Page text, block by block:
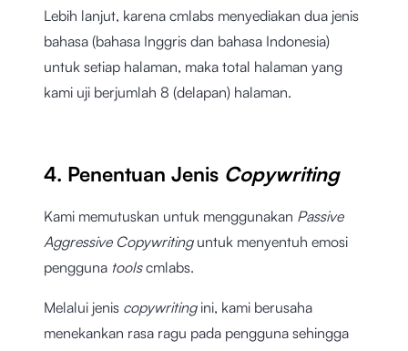
Lebih lanjut, karena cmlabs menyediakan dua jenis
bahasa (bahasa Inggris dan bahasa Indonesia)
untuk setiap halaman, maka total halaman yang
kami uji berjumlah 8 (delapan) halaman.
4. Penentuan Jenis Copywriting
Kami memutuskan untuk menggunakan Passive
Aggressive Copywriting untuk menyentuh emosi
pengguna toolscmlabs.
Melalui jenis copywriting ini, kami berusaha
menekankan rasa ragu pada pengguna sehingga